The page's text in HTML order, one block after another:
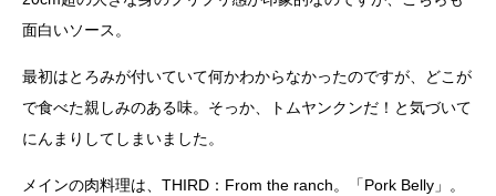
面白いソース。
最初はとろみが付いていて何かわからなかったのですが、どこが
で食べた親しみのある味。そっか、トムヤンクンだ！と気づいて
にんまりしてしまいました。
メインの肉料理は、THIRD：From the ranch。「Pork Belly」。